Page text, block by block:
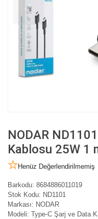
NODAR
Kablosu 25W 1
Henüz Değerlendirilmemiş
Barkodu: 8684886011019
Stok Kodu: ND1101
Markası: NODAR
Modeli: Type-C Şarj ve Data